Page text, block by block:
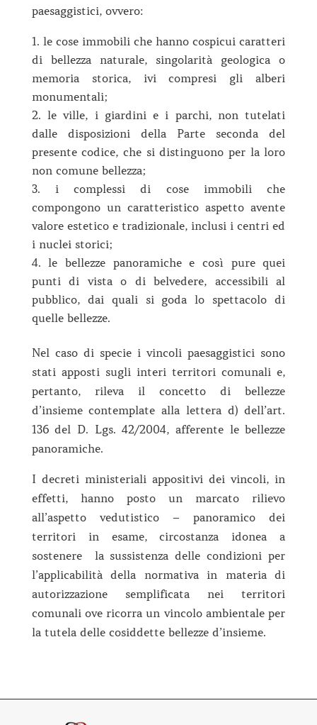
paesaggistici, ovvero:
le cose immobili che hanno cospicui caratteri
di bellezza naturale, singolarità geologica o
memoria storica, ivi compresi gli alberi
monumentali;
le ville, i giardini e i parchi, non tutelati
dalle disposizioni della Parte seconda del
presente codice, che si distinguono per la loro
non comune bellezza;
i complessi di cose immobili che
compongono un caratteristico aspetto avente
valore estetico e tradizionale, inclusi i centri ed
i nuclei storici;
le bellezze panoramiche e così pure quei
punti di vista o di belvedere, accessibili al
pubblico, dai quali si goda lo spettacolo di
quelle bellezze.
Nel caso di specie i vincoli paesaggistici sono
stati apposti sugli interi territori comunali e,
pertanto, rileva il concetto di bellezze
d’insieme contemplate alla lettera d) dell’art.
136 del D. Lgs. 42/2004, afferente le bellezze
panoramiche.
I decreti ministeriali appositivi dei vincoli, in
effetti, hanno posto un marcato rilievo
all’aspetto vedutistico – panoramico dei
territori in esame, circostanza idonea a
sostenere la sussistenza delle condizioni per
l’applicabilità della normativa in materia di
autorizzazione semplificata nei territori
comunali ove ricorra un vincolo ambientale per
la tutela delle cosiddette bellezze d’insieme.